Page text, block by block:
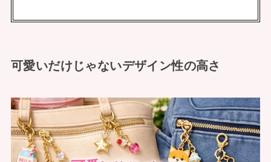
可愛いだけじゃないデザイン性の高さ